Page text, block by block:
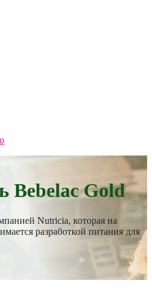
Bebelac Gold
Nutricia, которая на
разработкой питания для